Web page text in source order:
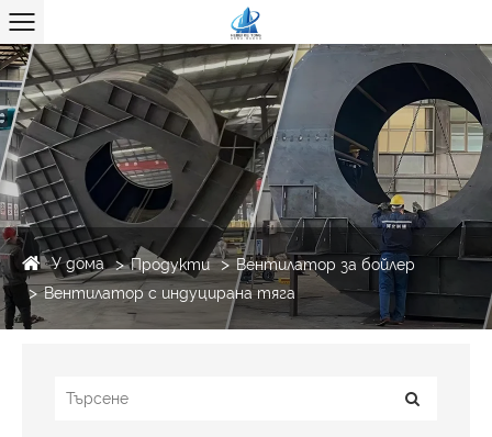
У дома Продукти
Вентилатор за бойлер
Вентилатор с индуцирана тяга